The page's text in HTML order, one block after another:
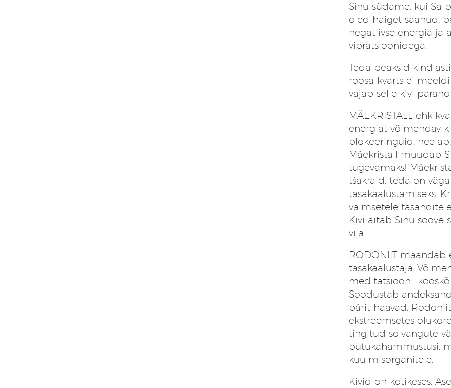
Sinu südame, kui Sa
oled haiget saanud,
negatiivse energia ja
vibratsioonidega.
Teda peaksid
roosa kvarts ei
vajab selle kivi
MÄEKRISTALL ehk
energiat võimendav
blokeeringuid,
Mäekristall muudab
tugevamaks!
tšakraid, teda on
tasakaalustamiseks.
vaimsetele
Kivi aitab Sinu soove
viia.
RODONIIT maandab
tasakaalustaja.
meditatsiooni,
Soodustab
pärit haavad.
ekstreemsetes
tingitud solvangute
putukahammustusi,
kuulmisorganitele.
Kivid on kotikeses.